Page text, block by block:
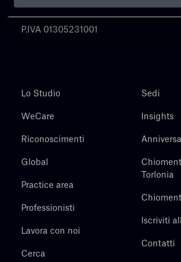
Chiomenti
P.IVA 01305231001
Lo Studio
WeCare
Riconoscimenti
Global
Practice area
Professionisti
Lavora con noi
Cerca
Sedi
Insights
Torlonia
Iscriviti
Contatti